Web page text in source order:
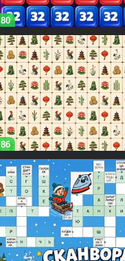
80
86